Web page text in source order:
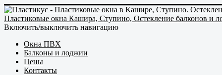
Пластиковые окна Кашира, Ступино, Остекление балконов и
Включить/выключить навигацию
Окна ПВХ
Балконы и лоджии
Цены
Контакты